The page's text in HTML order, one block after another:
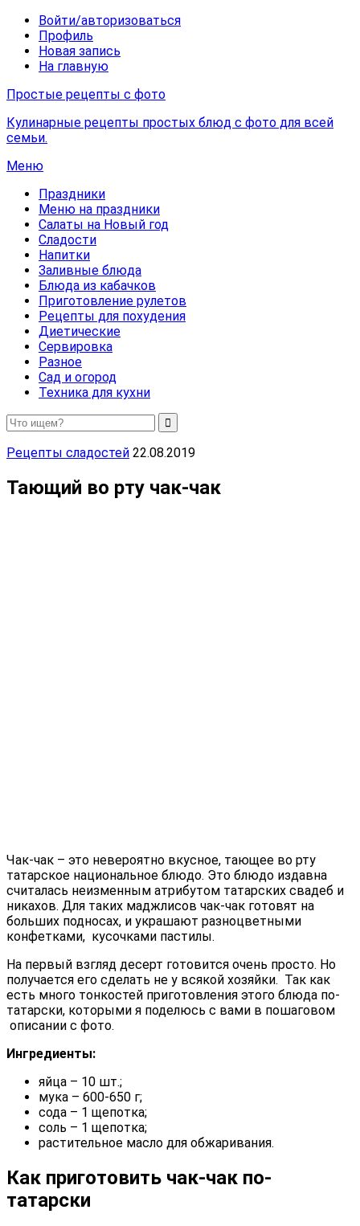
Войти/авторизоваться
Профиль
Новая запись
На главную
Простые рецепты с фото
Кулинарные рецепты простых блюд с фото для всей
семьи.
Меню
Праздники
Меню на праздники
Салаты на Новый год
Сладости
Напитки
Заливные блюда
Блюда из кабачков
Приготовление рулетов
Рецепты для похудения
Диетические
Сервировка
Разное
Сад и огород
Техника для кухни
Рецепты сладостей 22.08.2019
Тающий во рту чак-чак
Чак-чак – это невероятно вкусное, тающее во рту
татарское национальное блюдо. Это блюдо издавна
считалась неизменным атрибутом татарских свадеб и
никахов. Для таких маджлисов чак-чак готовят на
больших подносах, и украшают разноцветными
конфетками, кусочками пастилы.
На первый взгляд десерт готовится очень просто. Но
получается его сделать не у всякой хозяйки. Так как
есть много тонкостей приготовления этого блюда по-
татарски, которыми я поделюсь с вами в пошаговом
описании с фото.
Ингредиенты:
яйца – 10 шт.;
мука – 600-650 г;
сода – 1 щепотка;
соль – 1 щепотка;
растительное масло для обжаривания.
Как приготовить чак-чак по-
татарски